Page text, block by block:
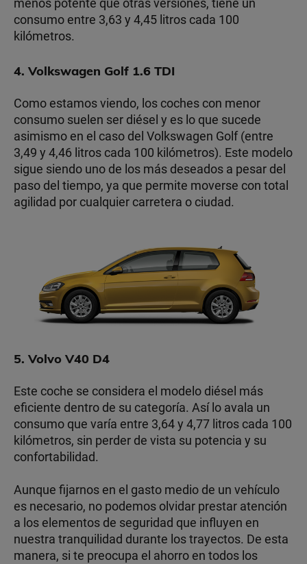
menos potente que otras versiones, tiene un
consumo entre 3,63 y 4,45 litros cada 100
kilómetros.
4. Volkswagen Golf 1.6 TDI
Como estamos viendo, los coches con menor
consumo suelen ser diésel y es lo que sucede
asimismo en el caso del Volkswagen Golf (entre
3,49 y 4,46 litros cada 100 kilómetros). Este modelo
sigue siendo uno de los más deseados a pesar del
paso del tiempo, ya que permite moverse con total
agilidad por cualquier carretera o ciudad.
5. Volvo V40 D4
Este coche se considera el modelo diésel más
eficiente dentro de su categoría. Así lo avala un
consumo que varía entre 3,64 y 4,77 litros cada 100
kilómetros, sin perder de vista su potencia y su
confortabilidad.
Aunque fijarnos en el gasto medio de un vehículo
es necesario, no podemos olvidar prestar atención
a los elementos de seguridad que influyen en
nuestra tranquilidad durante los trayectos. De esta
manera, si te preocupa el ahorro en todos los